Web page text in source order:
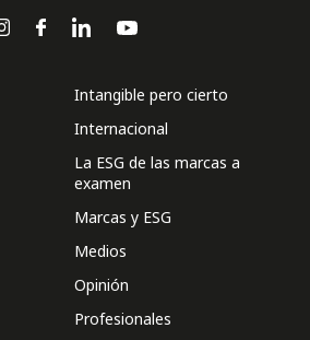
Intangible pero cierto
Internacional
La ESG de las marcas a
examen
Marcas y ESG
Medios
Opinión
Profesionales